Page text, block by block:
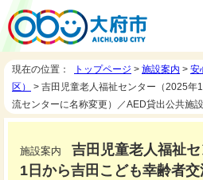
現在の位置： トップページ > 施設案内 > 安
区）
> 吉田児童老人福祉センター（2025年
流センターに名称変更）／AED貸出公共施設
施設案内 吉田児童老人福祉
1日から吉田こども幸齢者